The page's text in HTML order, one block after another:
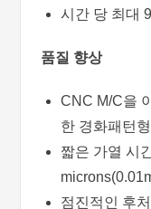
시간 당 최대
품질 향상
CNC M/C을
한 경화패턴
짧은 가열 시
점진적인 후